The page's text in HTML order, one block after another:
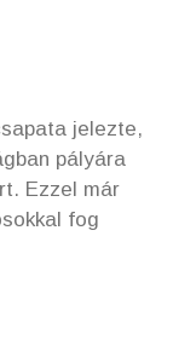
jelezte,
pályára
Ezzel már
fog